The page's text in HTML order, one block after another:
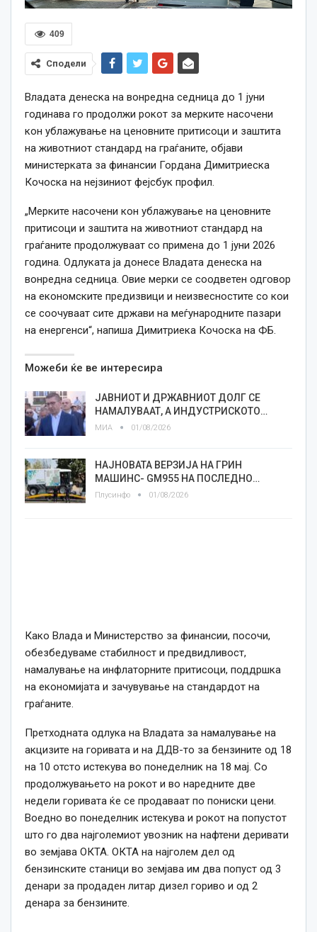
409
Сподели
Владата денеска на вонредна седница до 1 јуни
годинава го продолжи рокот за мерките насочени
кон ублажување на ценовните притисоци и заштита
на животниот стандард на граѓаните, објави
министерката за финансии Гордана Димитриеска
Кочоска на нејзиниот фејсбук профил.
„Мерките насочени кон ублажување на ценовните
притисоци и заштита на животниот стандард на
граѓаните продолжуваат со примена до 1 јуни 2026
година. Одлуката ја донесе Владата денеска на
вонредна седница. Овие мерки се соодветен одговор
на економските предизвици и неизвесностите со кои
се соочуваат сите држави на меѓународните пазари
на енергенси“, напиша Димитриека Кочоска на ФБ.
Можеби ќе ве интересира
ЈАВНИОТ И ДРЖАВНИОТ ДОЛГ СЕ
НАМАЛУВААТ, А ИНДУСТРИСКОТО…
МИА 01/08/2026
НАЈНОВАТА ВЕРЗИЈА НА ГРИН
МАШИНС- GM955 НА ПОСЛЕДНО…
Плусинфо 01/08/2026
Како Влада и Министерство за финансии, посочи,
обезбедуваме стабилност и предвидливост,
намалување на инфлаторните притисоци, поддршка
на економијата и зачувување на стандардот на
граѓаните.
Претходната одлука на Владата за намалување на
акцизите на горивата и на ДДВ-то за бензините од 18
на 10 отсто истекува во понеделник на 18 мај. Со
продолжувањето на рокот и во наредните две
недели горивата ќе се продаваат по пониски цени.
Воедно во понеделник истекува и рокот на попустот
што го два најголемиот увозник на нафтени деривати
во земјава ОКТА. ОКТА на најголем дел од
бензинските станици во земјава им два попуст од 3
денари за продаден литар дизел гориво и од 2
денара за бензините.